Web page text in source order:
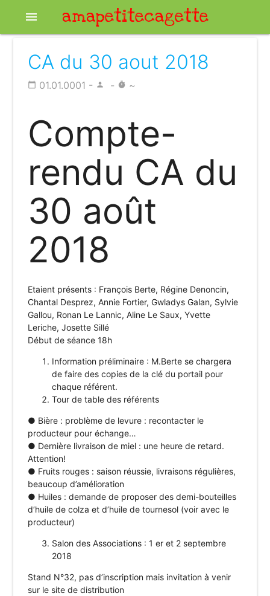
amapetitecagette
menu
CA du 30 aout 2018
calendar_today 01.01.0001 - person - timer ~
Compte-
rendu CA du
30 août
2018
Etaient présents : François Berte, Régine Denoncin,
Chantal Desprez, Annie Fortier, Gwladys Galan, Sylvie
Gallou, Ronan Le Lannic, Aline Le Saux, Yvette
Leriche, Josette Sillé
Début de séance 18h
Information préliminaire : M.Berte se chargera
de faire des copies de la clé du portail pour
chaque référent.
Tour de table des référents
● Bière : problème de levure : recontacter le
producteur pour échange…
● Dernière livraison de miel : une heure de retard.
Attention!
● Fruits rouges : saison réussie, livraisons régulières,
beaucoup d’amélioration
● Huiles : demande de proposer des demi-bouteilles
d’huile de colza et d’huile de tournesol (voir avec le
producteur)
Salon des Associations : 1 er et 2 septembre
2018
Stand N°32, pas d’inscription mais invitation à venir
sur le site de distribution